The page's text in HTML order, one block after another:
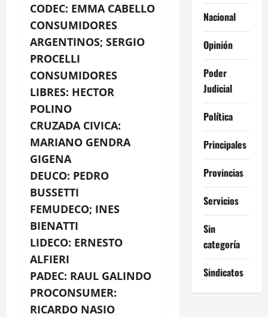
CODEC: EMMA CABELLO
CONSUMIDORES
ARGENTINOS; SERGIO
PROCELLI
CONSUMIDORES
LIBRES: HECTOR
POLINO
CRUZADA CIVICA:
MARIANO GENDRA
GIGENA
DEUCO: PEDRO
BUSSETTI
FEMUDECO; INES
BIENATTI
LIDECO: ERNESTO
ALFIERI
PADEC: RAUL GALINDO
PROCONSUMER:
RICARDO NASIO
Nacional
Opinión
Poder
Judicial
Política
Principales
Provincias
Servicios
Sin
categoría
Sindicatos